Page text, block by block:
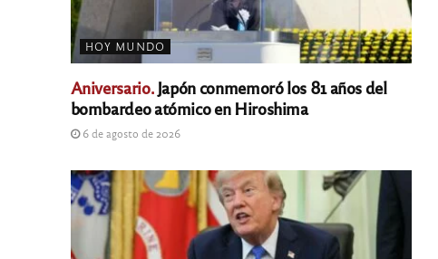
HOY MUNDO
Aniversario.Japón conmemoró los 81 años del
bombardeo atómico en Hiroshima
6 de agosto de 2026